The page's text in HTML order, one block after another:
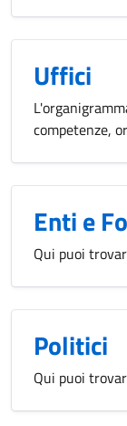
Uffici
competenze,
Enti e
Qui puoi
Politici
Qui puoi